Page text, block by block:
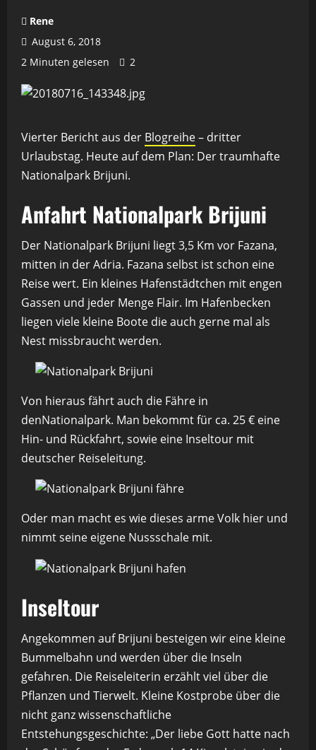
Rene
August 6, 2018
2 Minuten gelesen
2
Vierter Bericht aus der Blogreihe– dritter
Urlaubstag. Heute auf dem Plan: Der traumhafte
Nationalpark Brijuni.
Anfahrt Nationalpark Brijuni
Der Nationalpark Brijuni liegt 3,5 Km vor Fazana,
mitten in der Adria. Fazana selbst ist schon eine
Reise wert. Ein kleines Hafenstädtchen mit engen
Gassen und jeder Menge Flair. Im Hafenbecken
liegen viele kleine Boote die auch gerne mal als
Nest missbraucht werden.
Von hieraus fährt auch die Fähre in
denNationalpark. Man bekommt für ca. 25 € eine
Hin- und Rückfahrt, sowie eine Inseltour mit
deutscher Reiseleitung.
Oder man macht es wie dieses arme Volk hier und
nimmt seine eigene Nussschale mit.
Inseltour
Angekommen auf Brijuni besteigen wir eine kleine
Bummelbahn und werden über die Inseln
gefahren. Die Reiseleiterin erzählt viel über die
Pflanzen und Tierwelt. Kleine Kostprobe über die
nicht ganz wissenschaftliche
Entstehungsgeschichte: „Der liebe Gott hatte nach